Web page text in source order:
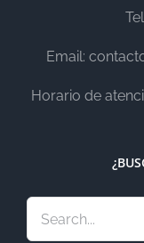
Email:
Horario de